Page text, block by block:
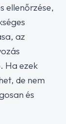
ellenőrzése,
az
Ha ezek
de nem
és